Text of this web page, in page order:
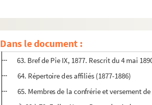
Dans le document :
Confrérie rétablie le 2 février 1877
63. Bref de Pie IX, 1877. Rescrit du 4 mai
64. Répertoire des affiliés (1877-1886)
65. Membres de la confrérie et versement